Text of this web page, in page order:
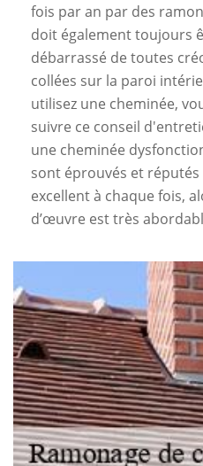
fois par an par des
doit également toujours
débarrassé de toutes
collées sur la paroi
utilisez une cheminée,
suivre ce conseil
une cheminée
sont éprouvés et
excellent à chaque fois,
d’œuvre est très